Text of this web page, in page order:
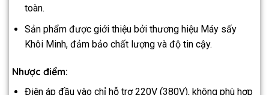
toàn.
Sản phẩm được giới thiệu bởi thương hiệu Máy sấy
Khôi Minh, đảm bảo chất lượng và độ tin cậy.
Nhược điểm:
Điện áp đầu vào chỉ hỗ trợ 220V (380V), không phù hợp